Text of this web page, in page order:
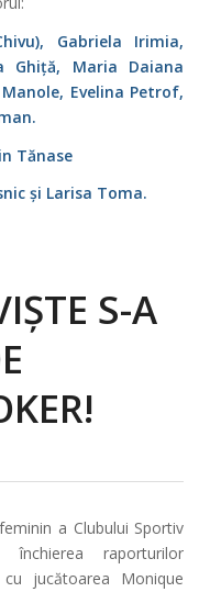
Gabriela Irimia,
Ghiță, Maria Daiana
Evelina Petrof,
Tănase
și Larisa Toma.
S-A
a Clubului Sportiv
închierea raporturilor
jucătoarea Monique